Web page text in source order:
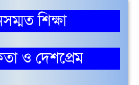
শিক্ষা
ও দেশপ্রেম